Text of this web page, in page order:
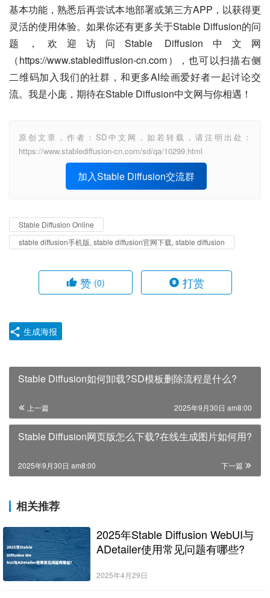
基本功能，熟悉后再尝试本地部署或第三方APP，以获得更
灵活的使用体验。如果你还有更多关于Stable Diffusion的问
题，欢迎访问Stable Diffusion中文网
（https://www.stablediffusion-cn.com），也可以扫描右侧
二维码加入我们的社群，和更多AI绘画爱好者一起讨论交
流。我是小庞，期待在Stable Diffusion中文网与你相遇！
原创文章，作者：SD中文网，如若转载，请注明出处：
https://www.stablediffusion-cn.com/sd/qa/10299.html
加入Stable Diffusion交流群
Stable Diffusion Online
stable diffusion手机版, stable diffusion官网下载, stable diffusion
赞 (0) 打赏
生成海报
Stable Diffusion如何卸载?SD模板删除流程是什么?
上一篇 2025年9月30日 am8:00
Stable Diffusion网页版怎么下载?在线生成图片如何用?
下一篇
2025年9月30日 am8:00
相关推荐
2025年Stable Diffusion WebUI与
ADetailer使用常见问题有哪些?
2025年4月29日